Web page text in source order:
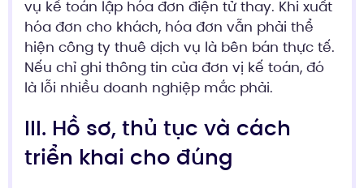
vụ kế toán lập hóa đơn điện tử thay. Khi xuất
hóa đơn cho khách, hóa đơn vẫn phải thể
hiện công ty thuê dịch vụ là bên bán thực tế.
Nếu chỉ ghi thông tin của đơn vị kế toán, đó
là lỗi nhiều doanh nghiệp mắc phải.
III. Hồ sơ, thủ tục và cách
triển khai cho đúng